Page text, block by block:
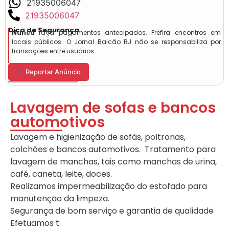
21935006047
21935006047
Dica de Segurança
Nuncafaça pagamentos antecipados. Prefira encontros em
locais públicos. O Jornal Balcão RJ não se responsabiliza por
transações entre usuários.
Reportar Anúncio
Lavagem de sofas e bancos
automotivos
Lavagem e higienização de sofás, poltronas,
colchões e bancos automotivos. Tratamento para
lavagem de manchas, tais como manchas de urina,
café, caneta, leite, doces.
Realizamos impermeabilização do estofado para
manutenção da limpeza.
Segurança de bom serviço e garantia de qualidade
Efetuamos t